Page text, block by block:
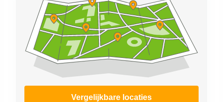
Kantoor
Huren
Hengelo
Bedrijfsruimte
Huren in
Vergelijkbare locaties